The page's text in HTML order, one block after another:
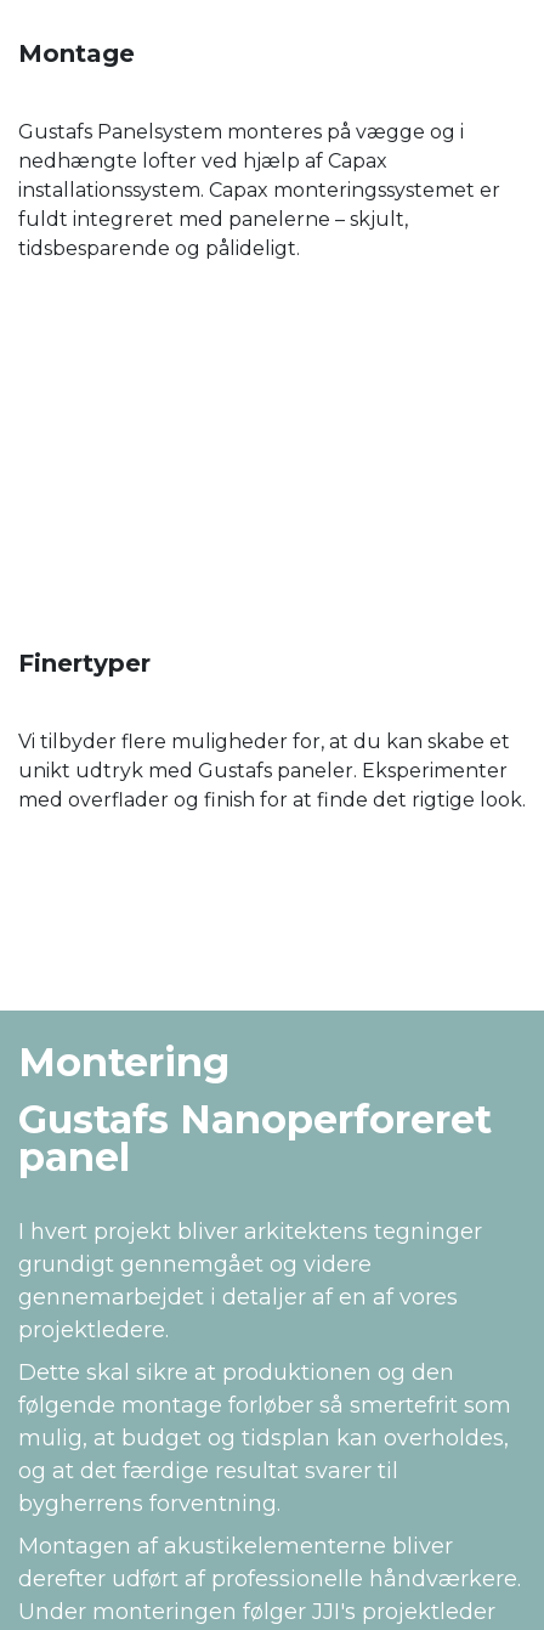
Montage
Gustafs Panelsystem monteres på vægge og i
nedhængte lofter ved hjælp af Capax
installationssystem. Capax monteringssystemet er
fuldt integreret med panelerne – skjult,
tidsbesparende og pålideligt.
Finertyper
Vi tilbyder flere muligheder for, at du kan skabe et
unikt udtryk med Gustafs paneler. Eksperimenter
med overflader og finish for at finde det rigtige look.
Montering
Gustafs Nanoperforeret
panel
I hvert projekt bliver arkitektens tegninger
grundigt gennemgået og videre
gennemarbejdet i detaljer af en af vores
projektledere.
Dette skal sikre at produktionen og den
følgende montage forløber så smertefrit som
mulig, at budget og tidsplan kan overholdes,
og at det færdige resultat svarer til
bygherrens forventning.
Montagen af akustikelementerne bliver
derefter udført af professionelle håndværkere.
Under monteringen følger JJI's projektleder